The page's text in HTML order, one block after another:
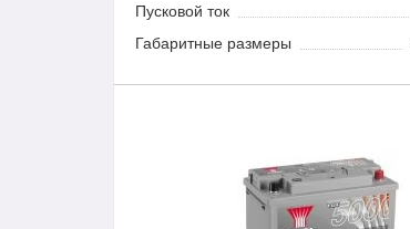
Пусковой ток
Габаритные размеры